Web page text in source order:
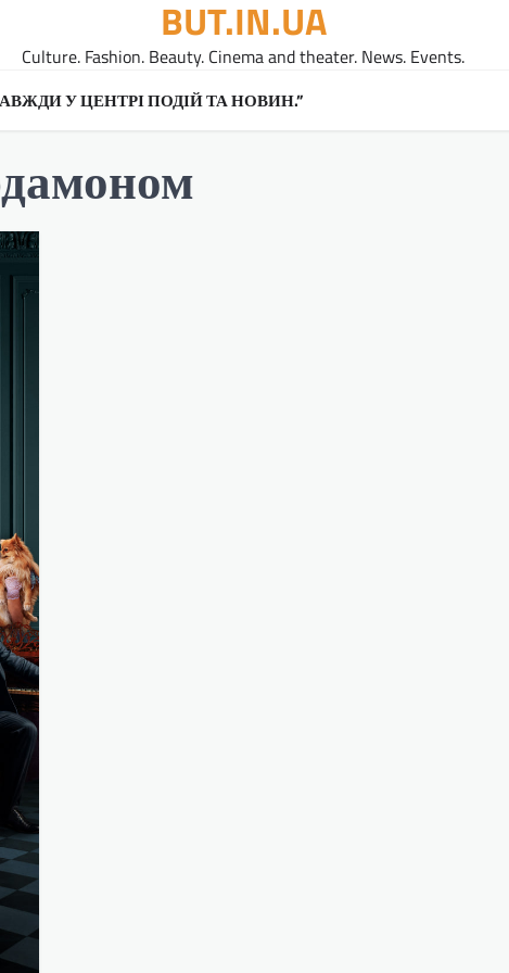
BUT.IN.UA
Culture. Fashion. Beauty. Cinema and theater. News. Events.
У ЦЕНТРІ ПОДІЙ ТА НОВИН.”